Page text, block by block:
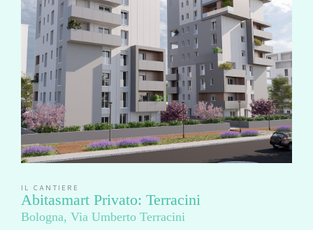
IL CANTIERE
Abitasmart Privato: Terracini
Bologna Via Umberto Terracini